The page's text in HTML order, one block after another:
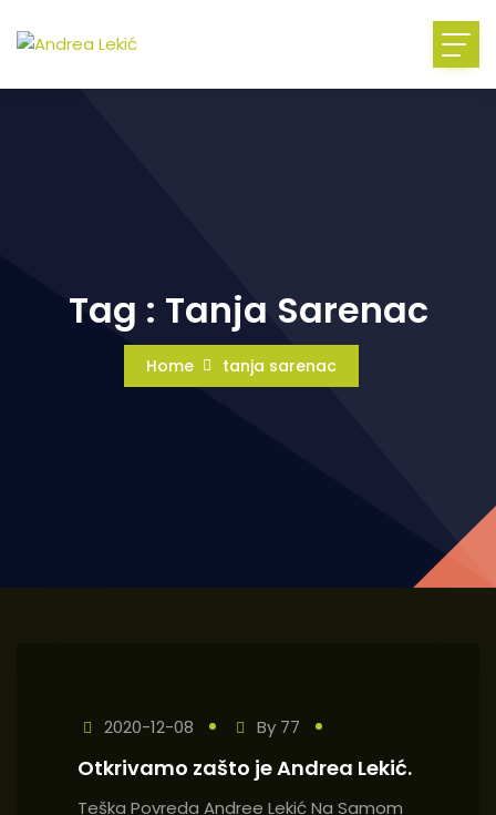
Tag : Tanja Sarenac
Home tanja sarenac
2020-12-08 By 77
Otkrivamo zašto je Andrea Lekić.
Teška Povreda Andree Lekić Na Samom